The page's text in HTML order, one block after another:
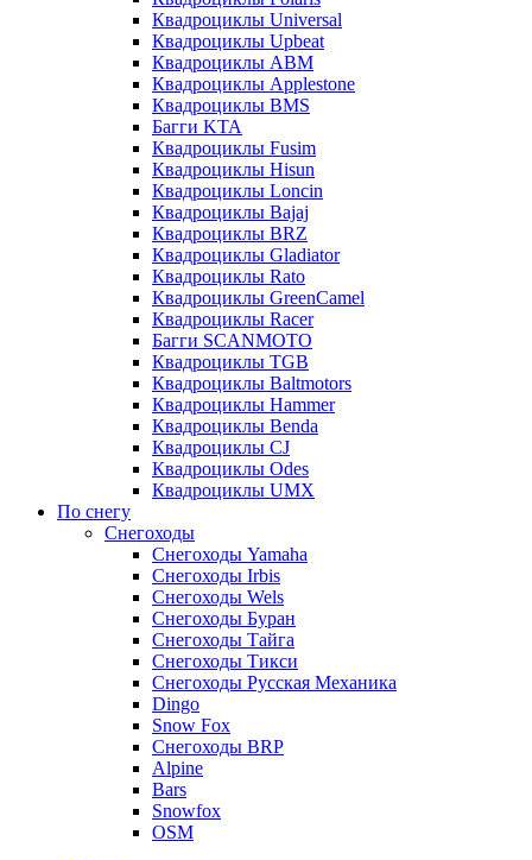
Квадроциклы Universal
Квадроциклы Upbeat
Квадроциклы ABM
Квадроциклы Applestone
Квадроциклы BMS
Багги KTA
Квадроциклы Fusim
Квадроциклы Hisun
Квадроциклы Loncin
Квадроциклы Bajaj
Квадроциклы BRZ
Квадроциклы Gladiator
Квадроциклы Rato
Квадроциклы GreenCamel
Квадроциклы Racer
Багги SCANMOTO
Квадроциклы TGB
Квадроциклы Baltmotors
Квадроциклы Hammer
Квадроциклы Benda
Квадроциклы CJ
Квадроциклы Odes
Квадроциклы UMX
По снегу
Снегоходы
Снегоходы Yamaha
Снегоходы Irbis
Снегоходы Wels
Снегоходы Буран
Снегоходы Тайга
Снегоходы Тикси
Снегоходы Русская Механика
Dingo
Snow Fox
Снегоходы BRP
Alpine
Bars
Snowfox
OSM